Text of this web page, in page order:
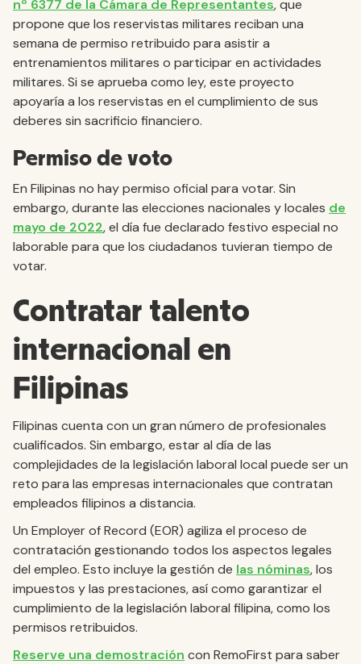
nº 6377 de la Cámara de Representantes, que
propone que los reservistas militares reciban una
semana de permiso retribuido para asistir a
entrenamientos militares o participar en actividades
militares. Si se aprueba como ley, este proyecto
apoyaría a los reservistas en el cumplimiento de sus
deberes sin sacrificio financiero.
Permiso de voto
En Filipinas no hay permiso oficial para votar. Sin
embargo, durante las elecciones nacionales y locales de
mayo de 2022, el día fue declarado festivo especial no
laborable para que los ciudadanos tuvieran tiempo de
votar.
Contratar talento
internacional en
Filipinas
Filipinas cuenta con un gran número de profesionales
cualificados. Sin embargo, estar al día de las
complejidades de la legislación laboral local puede ser un
reto para las empresas internacionales que contratan
empleados filipinos a distancia.
Un Employer of Record (EOR) agiliza el proceso de
contratación gestionando todos los aspectos legales
del empleo. Esto incluye la gestión de las nóminas, los
impuestos y las prestaciones, así como garantizar el
cumplimiento de la legislación laboral filipina, como los
permisos retribuidos.
Reserve una demostración con RemoFirst para saber